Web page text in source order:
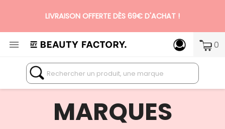
LIVRAISON OFFERTE DÈS 69€ D'ACHAT !
N°1 DES BOX BEAUTÉ PREMIUM SANS ENGAGEMENT
 0
MARQUES